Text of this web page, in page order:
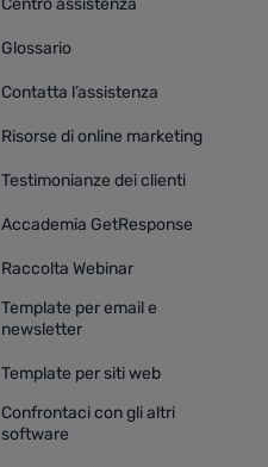
Centro assistenza
Glossario
Contatta l’assistenza
Risorse di online marketing
Testimonianze dei clienti
Accademia GetResponse
Raccolta Webinar
Template per email e
newsletter
Template per siti web
Confrontaci con gli altri
software